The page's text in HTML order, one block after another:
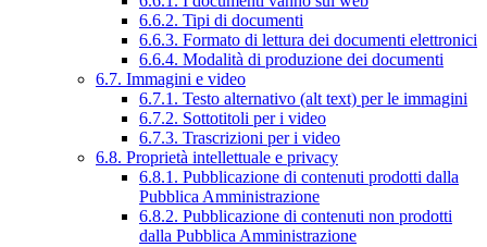
6.6.2. Tipi di documenti
6.6.3. Formato di lettura dei documenti elettronici
6.6.4. Modalità di produzione dei documenti
6.7. Immagini e video
6.7.1. Testo alternativo (alt text) per le immagini
6.7.2. Sottotitoli per i video
6.7.3. Trascrizioni per i video
6.8. Proprietà intellettuale e privacy
6.8.1. Pubblicazione di contenuti prodotti dalla
Pubblica Amministrazione
6.8.2. Pubblicazione di contenuti non prodotti
dalla Pubblica Amministrazione